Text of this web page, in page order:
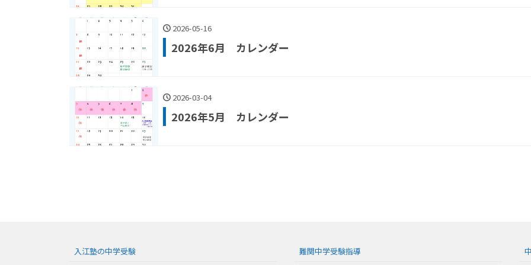
2026-05-16
2026年6月 カレンダー
2026-03-04
2026年5月 カレンダー
入江塾の中学受験 難関中学受験指導